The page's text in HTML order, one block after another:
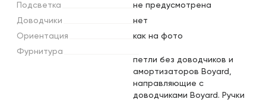
Подсветка
не предусмотрена
Доводчики
нет
Ориентация
как на фото
Фурнитура
петли без доводчиков и
амортизаторов Boyard,
направляющие с
доводчиками Boyard. Ручки